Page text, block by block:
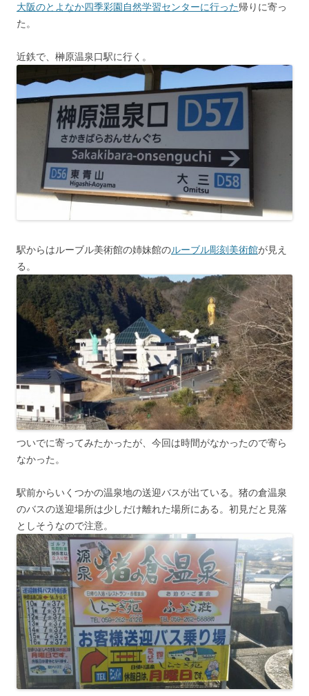
大阪のとよなか四季彩園自然学習センターに行った帰りに寄っ
た。
近鉄で、榊原温泉口駅に行く。
駅からはルーブル美術館の姉妹館のルーブル彫刻美術館が見え
る。
ついでに寄ってみたかったが、今回は時間がなかったので寄ら
なかった。
駅前からいくつかの温泉地の送迎バスが出ている。猪の倉温泉
のバスの送迎場所は少しだけ離れた場所にある。初見だと見落
としそうなので注意。